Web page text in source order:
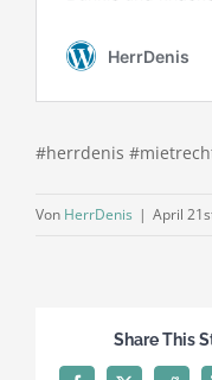
#herrdenis
Von HerrDenis | April
Share This